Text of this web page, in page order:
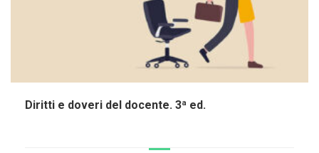
Diritti e doveri del docente. 3ª ed.